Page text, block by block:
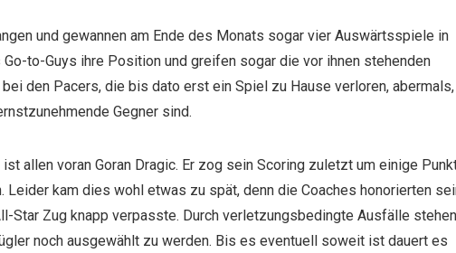
und gewannen am Ende des Monats sogar vier Auswärtsspiele in
to-Guys ihre Position und greifen sogar die vor ihnen stehenden
den Pacers, die bis dato erst ein Spiel zu Hause verloren, abermals,
Gegner sind.
allen voran Goran Dragic. Er zog sein Scoring zuletzt um einige
Leider kam dies wohl etwas zu spät, denn die Coaches honorierten
Star Zug knapp verpasste. Durch verletzungsbedingte Ausfälle stehen
noch ausgewählt zu werden. Bis es eventuell soweit ist dauert es